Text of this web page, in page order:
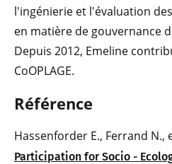
l'ingénierie et l'évaluation
en matière de gouvernance
Depuis 2012, Emeline
CoOPLAGE.
Référence
Hassenforder E., Ferrand N.,
Participation for Socio -